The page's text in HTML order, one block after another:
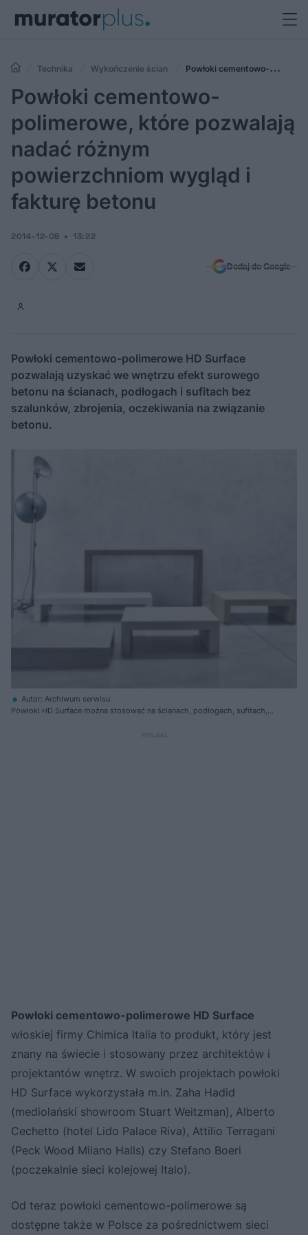
Technika Wykończenie ścian
Powłoki cementowo-
polimerowe, które pozwalają nadać różnym powierzchniom wygląd i
fakturę betonu
Powłoki cementowo-
polimerowe, które pozwalają
nadać różnym
powierzchniom wygląd i
fakturę betonu
2014-12-08 13:22
Dodaj do Google
Powłoki cementowo-polimerowe HD Surface
pozwalają uzyskać we wnętrzu efekt surowego
betonu na ścianach, podłogach i sufitach bez
szalunków, zbrojenia, oczekiwania na związanie
betonu.
Autor: Archiwum serwisu
Powłoki HD Surface można stosować na ścianach, podłogach, sufitach,
Powłoki cementowo-polimerowe HD Surface
włoskiej firmy Chimica Italia to produkt, który jest
znany na świecie i stosowany przez architektów i
projektantów wnętrz. W swoich projektach powłoki
HD Surface wykorzystała m.in. Zaha Hadid
(mediolański showroom Stuart Weitzman), Alberto
Cechetto (hotel Lido Palace Riva), Attilio Terragani
(Peck Wood Milano Halls) czy Stefano Boeri
(poczekalnie sieci kolejowej Italo).
Od teraz powłoki cementowo-polimerowe są
dostępne także w Polsce za pośrednictwem sieci